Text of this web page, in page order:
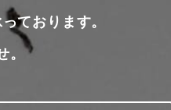
ております。